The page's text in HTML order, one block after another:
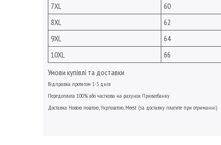
7XL
60
8XL
62
9XL
64
10XL
66
Умови купівлі та доставки
Відправка протягом 1-3 днів
Передоплата 100% або часткова на рахунок Приватбанку
Доставка Новою поштою, Укрпоштою, Meest (за доставку платите при отриманні)